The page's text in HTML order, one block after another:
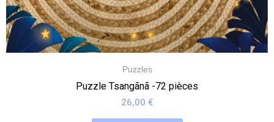
Puzzles
Puzzle Tsangãnã -72 pièces
26,00 €